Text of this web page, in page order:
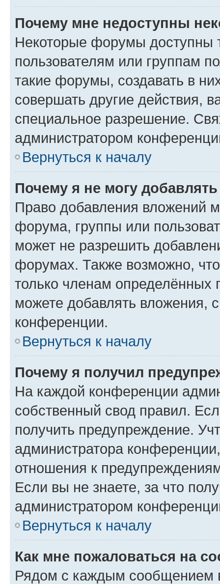
Почему мне недоступны
Некоторые форумы доступны
пользователям или группам
такие форумы, создавать в
совершать другие действия,
специальное разрешение.
администратором
Вернуться к началу
Почему я не могу
Право добавления вложений
форума, группы или
может не разрешить
форумах. Также возможно,
только членам определённых
можете добавлять вложения,
конференции.
Вернуться к началу
Почему я получил
На каждой конференции
собственный свод правил.
получить предупреждение.
администратора
отношения к
Если вы не знаете, за что
администратором
Вернуться к началу
Как мне пожаловаться на
Рядом с каждым сообщением